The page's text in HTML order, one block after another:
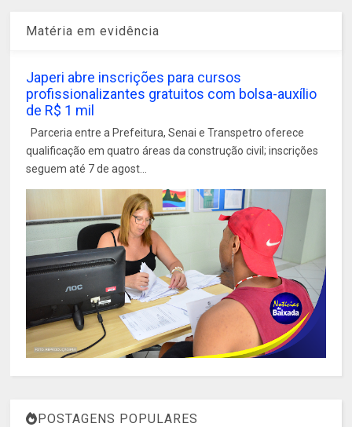
Matéria em evidência
Japeri abre inscrições para cursos
profissionalizantes gratuitos com bolsa-auxílio
de R$ 1 mil
Parceria entre a Prefeitura, Senai e Transpetro oferece
qualificação em quatro áreas da construção civil; inscrições
seguem até 7 de agost...
POSTAGENS POPULARES